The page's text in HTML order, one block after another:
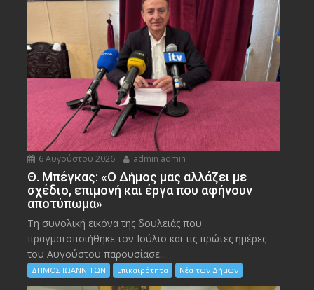
6 Αυγούστου 2026 admin admin
Θ. Μπέγκας: «Ο Δήμος μας αλλάζει με
σχέδιο, επιμονή και έργα που αφήνουν
αποτύπωμα»
Τη συνολική εικόνα της δουλειάς που
πραγματοποιήθηκε τον Ιούλιο και τις πρώτες ημέρες
του Αυγούστου παρουσίασε...
ΔΗΜΟΣ ΙΩΑΝΝΙΤΩΝ Επικαιρότητα Νέα των Δήμων